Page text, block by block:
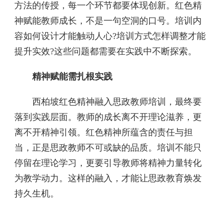
方法的传授，每一个环节都要体现创新。红色精
神赋能教师成长，不是一句空洞的口号。培训内
容如何设计才能触动人心?培训方式怎样调整才能
提升实效?这些问题都需要在实践中不断探索。
精神赋能需扎根实践
西柏坡红色精神融入思政教师培训，最终要
落到实践层面。教师的成长离不开理论滋养，更
离不开精神引领。红色精神所蕴含的责任与担
当，正是思政教师不可或缺的品质。培训不能只
停留在理论学习，更要引导教师将精神力量转化
为教学动力。这样的融入，才能让思政教育焕发
持久生机。